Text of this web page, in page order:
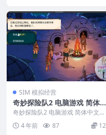
SIM 模拟经营
奇妙探险队2 电脑游戏 简体
中文版 支援win11 win10 wi
n7
奇妙探险队2 电脑游戏 简体中文版
4 年前 87 12